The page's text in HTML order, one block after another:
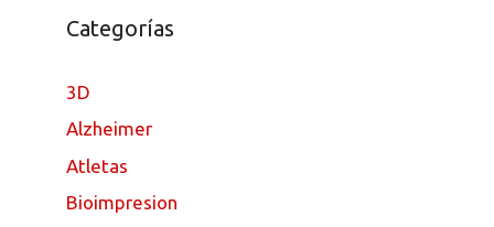
Categorías
3D
Alzheimer
Atletas
Bioimpresion